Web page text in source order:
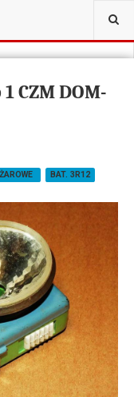
CZM DOM-
BAT. 3R12